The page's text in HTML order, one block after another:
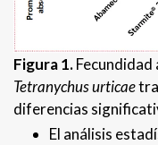
Figura 1.
Tetranychus urticae
diferencias
El análisis